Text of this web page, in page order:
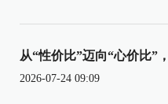
从“性价比”迈向“心价比”
2026-07-24 09:09